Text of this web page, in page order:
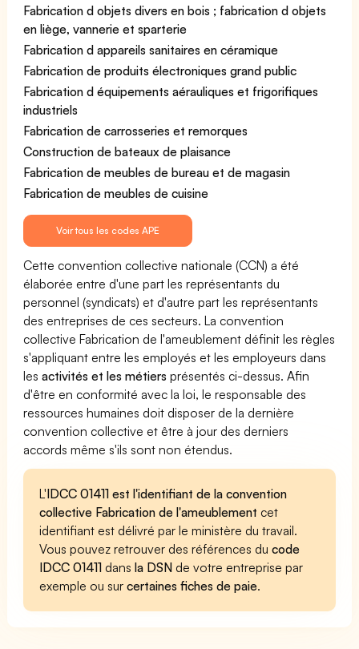
Fabrication d objets divers en bois ; fabrication d objets
en liège, vannerie et sparterie
Fabrication d appareils sanitaires en céramique
Fabrication de produits électroniques grand public
Fabrication d équipements aérauliques et frigorifiques
industriels
Fabrication de carrosseries et remorques
Construction de bateaux de plaisance
Fabrication de meubles de bureau et de magasin
Fabrication de meubles de cuisine
Voir tous les codes APE
Cette convention collective nationale (CCN) a été
élaborée entre d'une part les représentants du
personnel (syndicats) et d'autre part les représentants
des entreprises de ces secteurs. La convention
collective Fabrication de l'ameublement définit les règles
s'appliquant entre les employés et les employeurs dans
lesactivités et les métiers présentés ci-dessus. Afin
d'être en conformité avec la loi, le responsable des
ressources humaines doit disposer de la dernière
convention collective et être à jour des derniers
accords même s'ils sont non étendus.
L'IDCC 01411 est l'identifiant de la convention
collective Fabrication de l'ameublement cet
identifiant est délivré par le ministère du travail.
Vous pouvez retrouver des références ducode
IDCC 01411 dansla DSN de votre entreprise par
exemple ou surcertaines fiches de paie.